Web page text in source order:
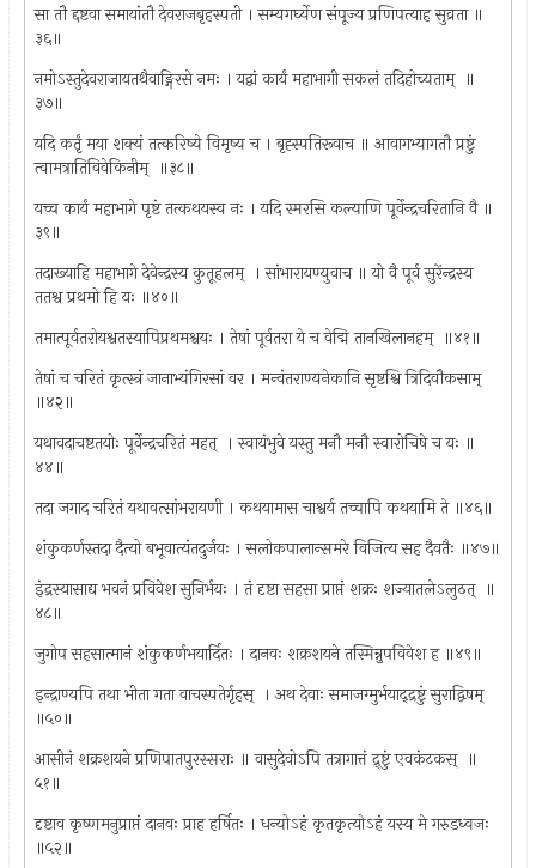
सा तौ द्दष्टवा समायांतौ देवराजबृहस्पती । सम्यगर्घ्येण संपूज्य प्रणिपत्याह सुव्रता ॥
३६॥
नमोऽस्तुदेवराजायतथैवाङ्गिरसे नमः । यद्वां कार्यं महाभागी सकलं तदिहोच्यताम् ‍ ॥
३७॥
यदि कर्तृं मया शक्यं तत्करिष्ये विमृष्य च । बृह्स्पतिरूवाच ॥ आवागभ्यागतौ प्रष्टुं
त्वामत्रातिविवेकिनीम् ‍ ॥३८॥
यच्च कार्यं महाभागे पृष्टं तत्कथयस्व नः । यदि स्मरसि कल्याणि पूर्वेन्द्रचरितानि वै ॥
३९॥
तदाख्याहि महाभागे देवेन्द्रस्य कुतूहलम् ‍ । सांभारायण्युवाच ॥ यो वै पूर्व सुरेंन्द्रस्य
ततश्व प्रथमो हि यः ॥४०॥
तमात्पूर्वतरोयश्वतस्यापिप्रथमश्वयः । तेषां पूर्वतरा ये च वेद्मि तानखिलानहम् ‍ ॥४१॥
तेषां च चरितं कृत्स्त्रं जानाभ्यंगिरसां वर । मन्वंतराण्यनेकानि सृष्टश्वि त्रिदिवौकसाम् ‍
॥४२॥
यथावदाचष्टतयोः पूर्वेन्द्रचरितं महत् ‍ । स्वायंभुवे यस्तु मनौ मनौ स्वारोचिषे च यः ॥
४४॥
तदा जगाद चरितं यथावत्सांभरायणी । कथयामास चाश्वर्य तच्चापि कथयामि ते ॥४६॥
शंकुकर्णस्तदा दैत्यो बभूवात्यंतदुर्जयः । सलोकपालान्समरे विजित्य सह दैवतैः ॥४७॥
इंद्रस्यासाद्य भवनं प्रविवेश सुनिर्भयः । तं दृष्टा सहसा प्राप्तं शक्रः शज्यातलेऽलुठत् ‍ ॥
४८॥
जुगोप सहसात्मानं शंकुकर्णभयार्दितः । दानवः शक्रशयने तस्मिन्नुपविवेश ह ॥४९॥
इन्द्राण्यपि तथा भीता गता वाचस्पतेर्गृहस् ‍ । अथ देवाः समाजग्मुर्भयाद्‍द्रष्टुं सुराद्विषम् ‍
॥५०॥
आसीनं शक्रशयने प्रणिपातपुरस्सराः ॥ वासुदेवोऽपि तत्रागात्तं द्र्ष्टुं एवकंटकस् ‍ ॥
५१॥
दृष्टाव कृष्णमनुप्राप्तं दानवः प्राह हर्षितः । धन्योऽहं कृतकृत्योऽहं यस्य मे गरुडध्वजः
॥५२॥